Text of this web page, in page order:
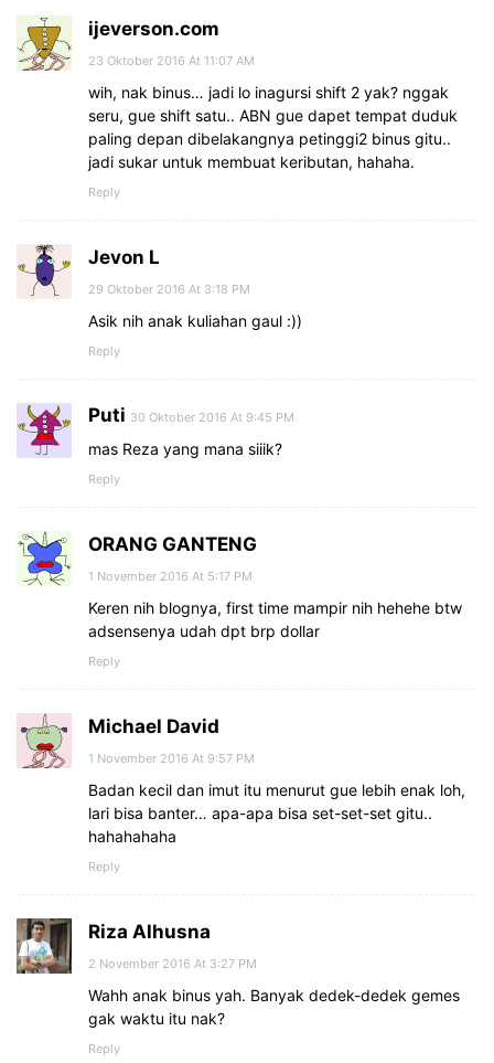
ijeverson.com
23 Oktober 2016 At 11:07 AM
wih, nak binus… jadi lo inagursi shift 2 yak? nggak
seru, gue shift satu.. ABN gue dapet tempat duduk
paling depan dibelakangnya petinggi2 binus gitu..
jadi sukar untuk membuat keributan, hahaha.
Reply
Jevon L
29 Oktober 2016 At 3:18 PM
Asik nih anak kuliahan gaul :))
Reply
Puti 30 Oktober 2016 At 9:45 PM
mas Reza yang mana siiik?
Reply
ORANG GANTENG
1 November 2016 At 5:17 PM
Keren nih blognya, first time mampir nih hehehe btw
adsensenya udah dpt brp dollar
Reply
Michael David
1 November 2016 At 9:57 PM
Badan kecil dan imut itu menurut gue lebih enak loh,
lari bisa banter… apa-apa bisa set-set-set gitu..
hahahahaha
Reply
Riza Alhusna
2 November 2016 At 3:27 PM
Wahh anak binus yah. Banyak dedek-dedek gemes
gak waktu itu nak?
Reply